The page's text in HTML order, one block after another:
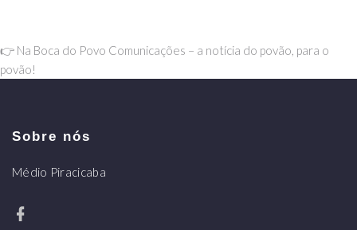
👉 Na Boca do Povo Comunicações – a notícia do povão, para o
povão!
Sobre nós
Médio Piracicaba